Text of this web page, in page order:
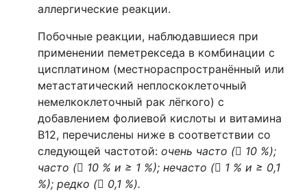
аллергические реакции.
Побочные реакции, наблюдавшиеся при
применении пеметрекседа в комбинации с
цисплатином (местнораспространённый или
метастатический неплоскоклеточный
немелкоклеточный рак лёгкого) с
добавлением фолиевой кислоты и витамина
В12, перечислены ниже в соответствии со
следующей частотой: очень часто ( 10 %);
часто ( 10 % и ≥ 1 %); нечасто ( 1 % и ≥ 0,1
%); редко ( 0,1 %).